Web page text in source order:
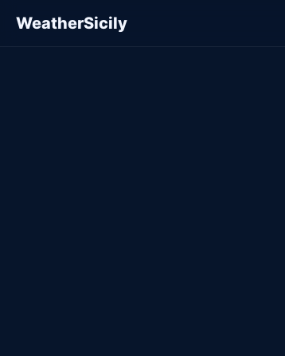
WeatherSicily